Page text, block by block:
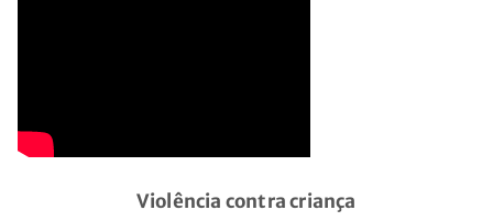
Violência contra criança